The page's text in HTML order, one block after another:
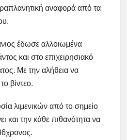
αναφορά από τα
έδωσε αλλοιωμένα
και στο επιχειρησιακό
Με την αλήθεια να
βίντεο.
λιμενικών από το σημείο
και την κάθε πιθανότητα να